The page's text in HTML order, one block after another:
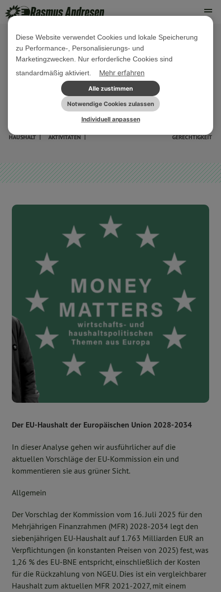
18. JULI 2025
Money Matters #44: Der neue
Mehrjährige Finanzrahmen - eine
Analyse
HAUSHALT
AKTIVITÄTEN
GERECHTIGKEIT
Der EU-Haushalt der Europäischen Union 2028-2034
In dieser Analyse gehen wir ausführlicher auf die
aktuellen Vorschläge der EU-Kommission ein und
kommentieren sie aus grüner Sicht.
Allgemein
Der Vorschlag der Kommission vom 16. Juli 2025 für den
Mehrjährigen Finanzrahmen (MFR) 2028-2034 legt den
siebenjährigen EU-Haushalt auf 1.763 Milliarden EUR an
Verpflichtungen (in konstanten Preisen von 2025) fest, was
1,26 % des EU-BNE entspricht, einschließlich der Kosten
für die Rückzahlung von NGEU. Dies ist ein vergleichbarer
Haushalt zum aktuellen MFR 2021-2027, mit einem
Diese Website verwendet Cookies und lokale Speicherung
zu Performance-, Personalisierungs- und
Marketingzwecken. Nur erforderliche Cookies sind
standardmäßig aktiviert.
Mehr erfahren
Alle zustimmen
Notwendige Cookies zulassen
Individuell anpassen